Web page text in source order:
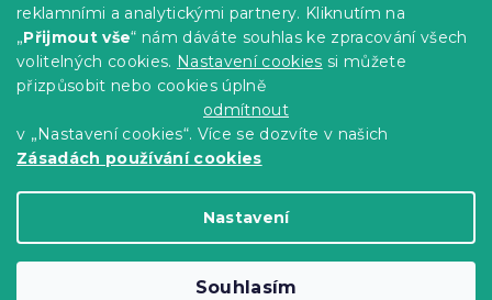
reklamními a analytickými partnery. Kliknutím na
„Přijmout vše“ nám dáváte souhlas ke zpracování všech
volitelných cookies. Nastavení cookies si můžete
přizpůsobit nebo cookies úplně
odmítnout
v „Nastavení cookies“. Více se dozvíte v našich
Zásadách používání cookies
Nastavení
Souhlasím
Návody
Tabulky velikostí
Blog
Copyright 2026Výprodej povlečení. Všechna
práva vyhrazena.Upravit nastavení cookies